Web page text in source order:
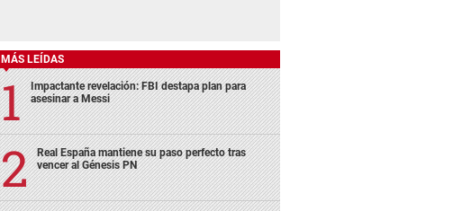
MÁS LEÍDAS
Impactante revelación: FBI destapa plan para
asesinar a Messi
Real España mantiene su paso perfecto tras
vencer al Génesis PN